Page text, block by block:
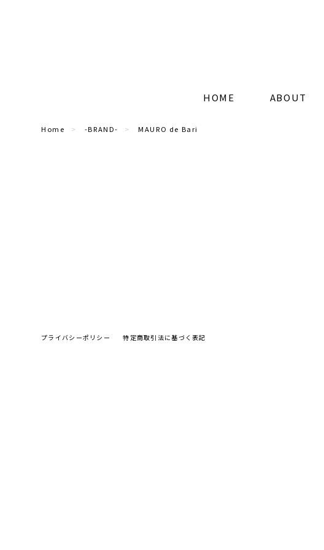
HOME ABOUT
Home -BRAND- MAURO de Bari
プライバシーポリシー 特定商取引法に基づく表記